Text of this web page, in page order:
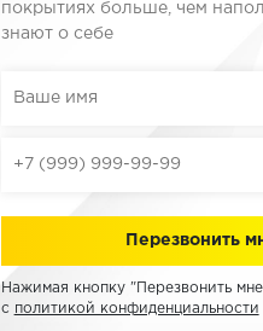
покрытиях больше, чем
знают о себе
Нажимая кнопку "Перезвонить
с
политикой конфиденциальности